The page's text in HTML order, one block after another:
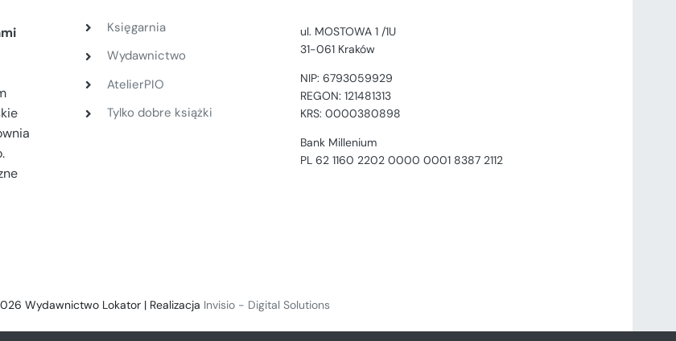
Księgarnia
Wydawnictwo
AtelierPIO
Tylko dobre książki
ul. MOSTOWA 1 /1U
31-061 Kraków
NIP: 6793059929
REGON: 121481313
KRS: 0000380898
Bank Millenium
PL 62 1160 2202 0000 0001 8387 2112
Wydawnictwo Lokator | Realizacja Invisio - Digital Solutions